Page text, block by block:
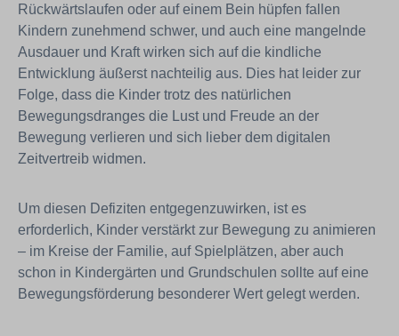
Rückwärtslaufen oder auf einem Bein hüpfen fallen
Kindern zunehmend schwer, und auch eine mangelnde
Ausdauer und Kraft wirken sich auf die kindliche
Entwicklung äußerst nachteilig aus. Dies hat leider zur
Folge, dass die Kinder trotz des natürlichen
Bewegungsdranges die Lust und Freude an der
Bewegung verlieren und sich lieber dem digitalen
Zeitvertreib widmen.
Um diesen Defiziten entgegenzuwirken, ist es
erforderlich, Kinder verstärkt zur Bewegung zu animieren
– im Kreise der Familie, auf Spielplätzen, aber auch
schon in Kindergärten und Grundschulen sollte auf eine
Bewegungsförderung besonderer Wert gelegt werden.